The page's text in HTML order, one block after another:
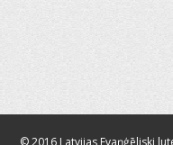
© 2016 Latvijas Evaņģēliski